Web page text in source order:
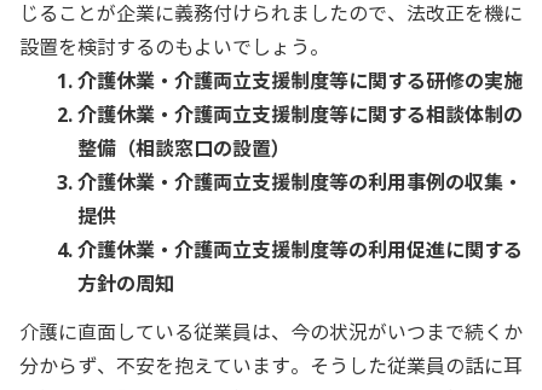
じることが企業に義務付けられましたので、法改正を機に
設置を検討するのもよいでしょう。
介護休業・介護両立支援制度等に関する研修の実施
介護休業・介護両立支援制度等に関する相談体制の
整備（相談窓口の設置）
介護休業・介護両立支援制度等の利用事例の収集・
提供
介護休業・介護両立支援制度等の利用促進に関する
方針の周知
介護に直面している従業員は、今の状況がいつまで続くか
分からず、不安を抱えています。そうした従業員の話に耳